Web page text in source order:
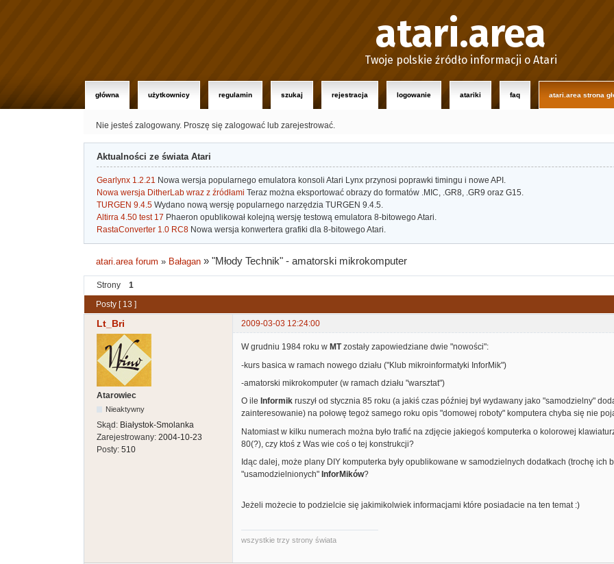
atari.area
Twoje polskie źródło informacji o Atari
główna użytkownicy regulamin szukaj rejestracja logowanie atariki faq atari.area strona
Nie jesteś zalogowany. Proszę się zalogować lub zarejestrować.
Aktualności ze świata Atari
Gearlynx 1.2.21 Nowa wersja popularnego emulatora konsoli Atari Lynx przynosi poprawki timingu i nowe API.
Nowa wersja DitherLab wraz z źródłami Teraz można eksportować obrazy do formatów .MIC, .GR8, .GR9 oraz G15.
TURGEN 9.4.5 Wydano nową wersję popularnego narzędzia TURGEN 9.4.5.
Altirra 4.50 test 17 Phaeron opublikował kolejną wersję testową emulatora 8-bitowego Atari.
RastaConverter 1.0 RC8 Nowa wersja konwertera grafiki dla 8-bitowego Atari.
atari.area forum » Bałagan »"Młody Technik" - amatorski mikrokomputer
Strony
1
Posty [ 13 ]
Lt_Bri 2009-03-03 12:24:00
Atarowiec
Nieaktywny
Skąd: Białystok-Smolanka
Zarejestrowany: 2004-10-23
Posty: 510
W grudniu 1984 roku w MTzostały zapowiedziane dwie "nowości":
-kurs basica w ramach nowego działu ("Klub mikroinformatyki InforMik")
-amatorski mikrokomputer (w ramach działu "warsztat")
O ile Informik ruszył od stycznia 85 roku (a jakiś czas później był wydawany jako "samodzielny"
zainteresowanie) na połowę tegoż samego roku opis "domowej roboty" komputera chyba się nie
Natomiast w kilku numerach można było trafić na zdjęcie jakiegoś komputerka o kolorowej
80(?), czy ktoś z Was wie coś o tej konstrukcji?
Idąc dalej, może plany DIY komputerka były opublikowane w samodzielnych dodatkach (trochę ich
"usamodzielnionych" InforMików?
Jeżeli możecie to podzielcie się jakimikolwiek informacjami które posiadacie na ten temat :)
wszystkie trzy strony świata